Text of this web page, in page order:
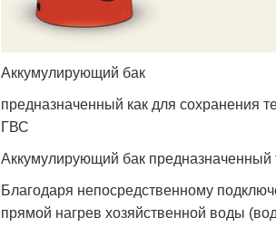
Аккумулирующий бак
предназначенный как для сохранения
ГВС
Аккумулирующий бак предназначенный
Благодаря непосредственному
прямой нагрев хозяйственной воды